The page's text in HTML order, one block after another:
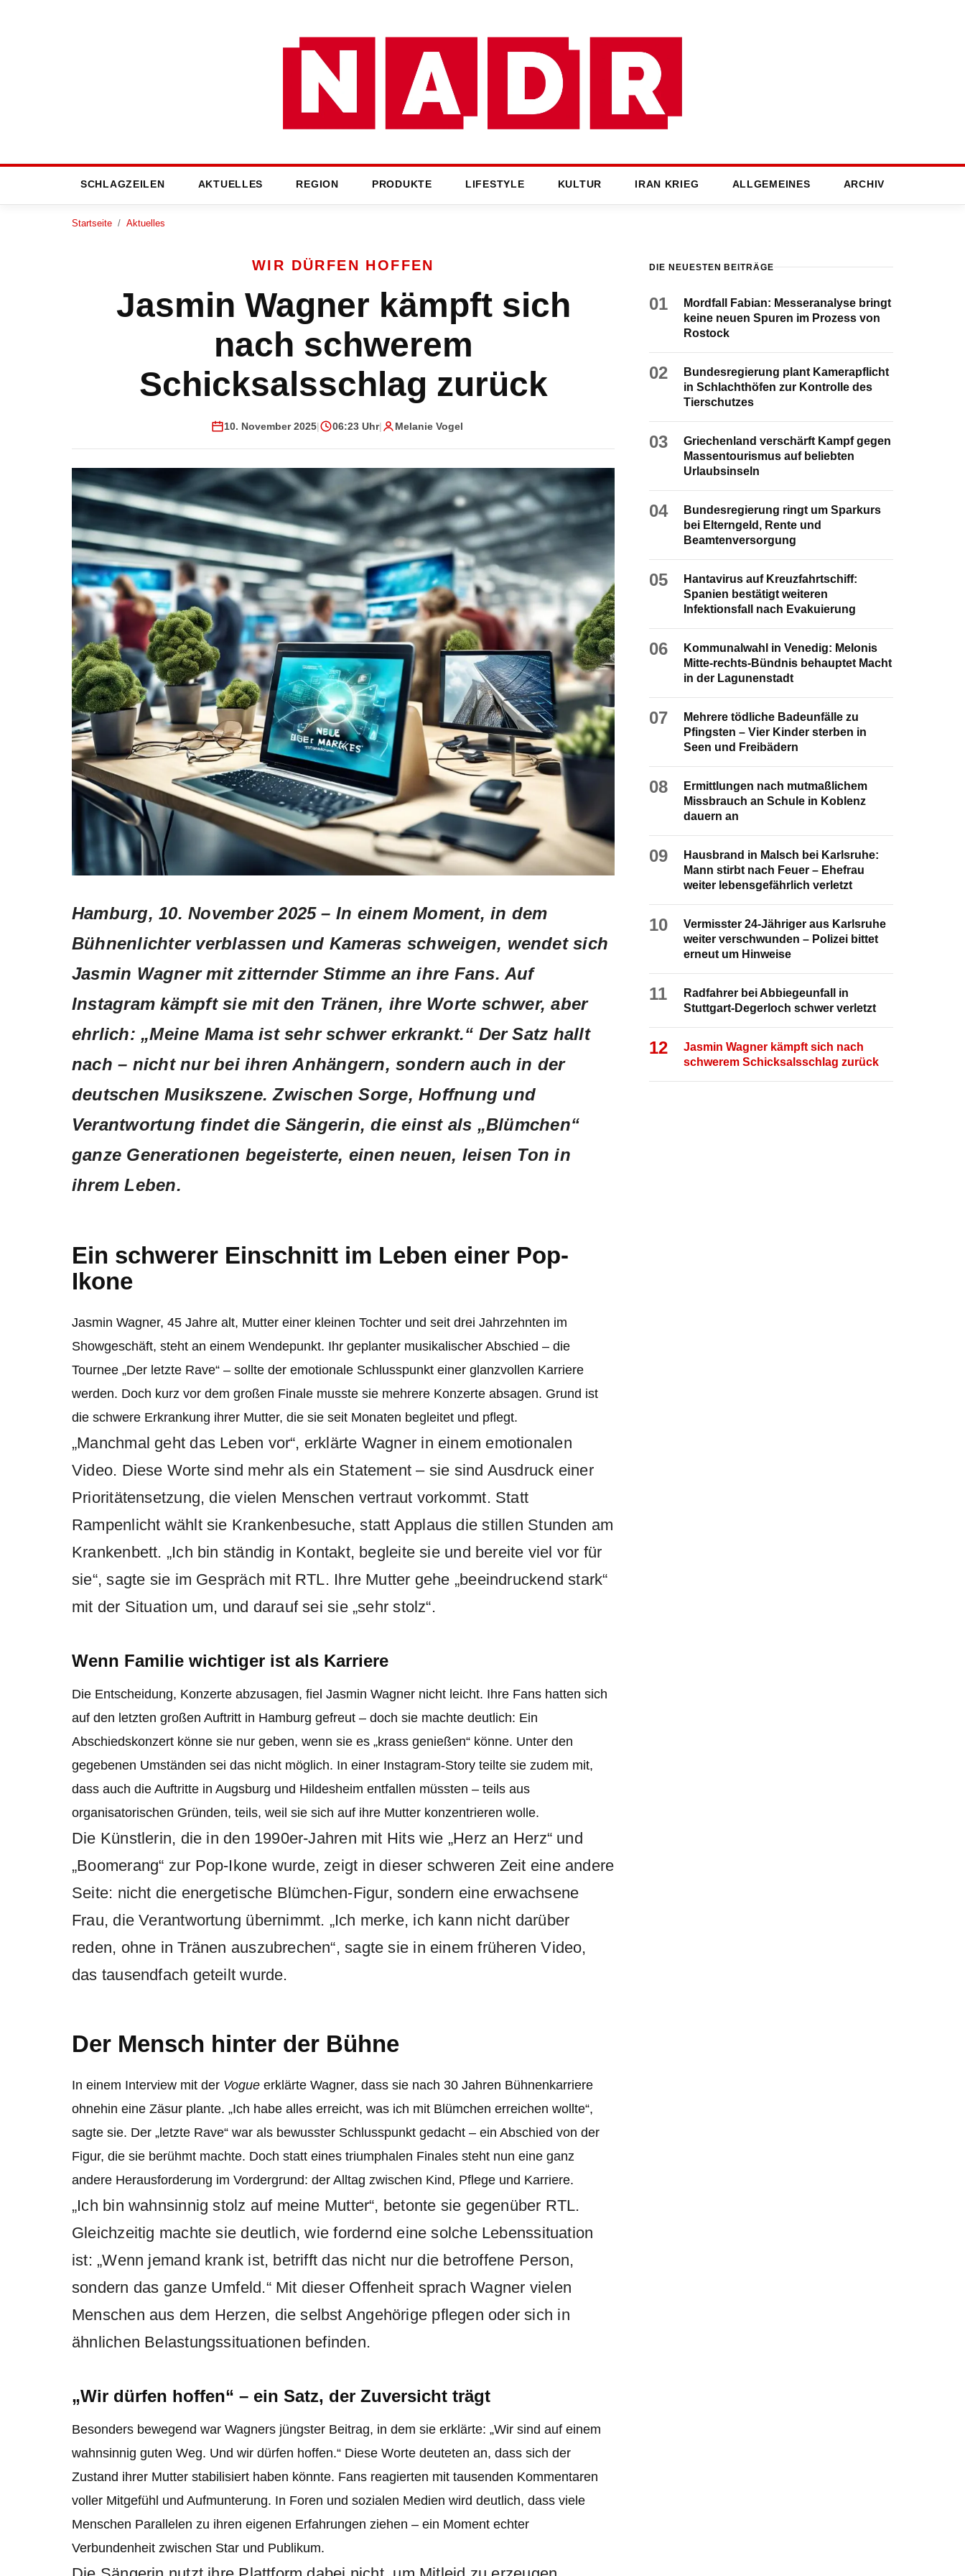
SCHLAGZEILEN AKTUELLES REGION PRODUKTE LIFESTYLE KULTUR IRAN KRIEG ALLGEMEINES ARCHIV
Startseite / Aktuelles
WIR DÜRFEN HOFFEN
Jasmin Wagner kämpft sich
nach schwerem
Schicksalsschlag zurück
10. November 2025| 06:23 Uhr| Melanie Vogel
Hamburg, 10. November 2025 – In einem Moment, in dem
Bühnenlichter verblassen und Kameras schweigen, wendet sich
Jasmin Wagner mit zitternder Stimme an ihre Fans. Auf
Instagram kämpft sie mit den Tränen, ihre Worte schwer, aber
ehrlich: „Meine Mama ist sehr schwer erkrankt.“ Der Satz hallt
nach – nicht nur bei ihren Anhängern, sondern auch in der
deutschen Musikszene. Zwischen Sorge, Hoffnung und
Verantwortung findet die Sängerin, die einst als „Blümchen“
ganze Generationen begeisterte, einen neuen, leisen Ton in
ihrem Leben.
Ein schwerer Einschnitt im Leben einer Pop-
Ikone
Jasmin Wagner, 45 Jahre alt, Mutter einer kleinen Tochter und seit drei Jahrzehnten im
Showgeschäft, steht an einem Wendepunkt. Ihr geplanter musikalischer Abschied – die
Tournee „Der letzte Rave“ – sollte der emotionale Schlusspunkt einer glanzvollen Karriere
werden. Doch kurz vor dem großen Finale musste sie mehrere Konzerte absagen. Grund ist
die schwere Erkrankung ihrer Mutter, die sie seit Monaten begleitet und pflegt.
„Manchmal geht das Leben vor“, erklärte Wagner in einem emotionalen
Video. Diese Worte sind mehr als ein Statement – sie sind Ausdruck einer
Prioritätensetzung, die vielen Menschen vertraut vorkommt. Statt
Rampenlicht wählt sie Krankenbesuche, statt Applaus die stillen Stunden am
Krankenbett. „Ich bin ständig in Kontakt, begleite sie und bereite viel vor für
sie“, sagte sie im Gespräch mit RTL. Ihre Mutter gehe „beeindruckend stark“
mit der Situation um, und darauf sei sie „sehr stolz“.
Wenn Familie wichtiger ist als Karriere
Die Entscheidung, Konzerte abzusagen, fiel Jasmin Wagner nicht leicht. Ihre Fans hatten sich
auf den letzten großen Auftritt in Hamburg gefreut – doch sie machte deutlich: Ein
Abschiedskonzert könne sie nur geben, wenn sie es „krass genießen“ könne. Unter den
gegebenen Umständen sei das nicht möglich. In einer Instagram-Story teilte sie zudem mit,
dass auch die Auftritte in Augsburg und Hildesheim entfallen müssten – teils aus
organisatorischen Gründen, teils, weil sie sich auf ihre Mutter konzentrieren wolle.
Die Künstlerin, die in den 1990er-Jahren mit Hits wie „Herz an Herz“ und
„Boomerang“ zur Pop-Ikone wurde, zeigt in dieser schweren Zeit eine andere
Seite: nicht die energetische Blümchen-Figur, sondern eine erwachsene
Frau, die Verantwortung übernimmt. „Ich merke, ich kann nicht darüber
reden, ohne in Tränen auszubrechen“, sagte sie in einem früheren Video,
das tausendfach geteilt wurde.
Der Mensch hinter der Bühne
In einem Interview mit der Vogue erklärte Wagner, dass sie nach 30 Jahren Bühnenkarriere
ohnehin eine Zäsur plante. „Ich habe alles erreicht, was ich mit Blümchen erreichen wollte“,
sagte sie. Der „letzte Rave“ war als bewusster Schlusspunkt gedacht – ein Abschied von der
Figur, die sie berühmt machte. Doch statt eines triumphalen Finales steht nun eine ganz
andere Herausforderung im Vordergrund: der Alltag zwischen Kind, Pflege und Karriere.
„Ich bin wahnsinnig stolz auf meine Mutter“, betonte sie gegenüber RTL.
Gleichzeitig machte sie deutlich, wie fordernd eine solche Lebenssituation
ist: „Wenn jemand krank ist, betrifft das nicht nur die betroffene Person,
sondern das ganze Umfeld.“ Mit dieser Offenheit sprach Wagner vielen
Menschen aus dem Herzen, die selbst Angehörige pflegen oder sich in
ähnlichen Belastungssituationen befinden.
„Wir dürfen hoffen“ – ein Satz, der Zuversicht trägt
Besonders bewegend war Wagners jüngster Beitrag, in dem sie erklärte: „Wir sind auf einem
wahnsinnig guten Weg. Und wir dürfen hoffen.“ Diese Worte deuteten an, dass sich der
Zustand ihrer Mutter stabilisiert haben könnte. Fans reagierten mit tausenden Kommentaren
voller Mitgefühl und Aufmunterung. In Foren und sozialen Medien wird deutlich, dass viele
Menschen Parallelen zu ihren eigenen Erfahrungen ziehen – ein Moment echter
Verbundenheit zwischen Star und Publikum.
DIE NEUESTEN BEITRÄGE
01
Mordfall Fabian: Messeranalyse bringt
keine neuen Spuren im Prozess von
Rostock
02
Bundesregierung plant Kamerapflicht
in Schlachthöfen zur Kontrolle des
Tierschutzes
03
Griechenland verschärft Kampf gegen
Massentourismus auf beliebten
Urlaubsinseln
04
Bundesregierung ringt um Sparkurs
bei Elterngeld, Rente und
Beamtenversorgung
05
Hantavirus auf Kreuzfahrtschiff:
Spanien bestätigt weiteren
Infektionsfall nach Evakuierung
06
Kommunalwahl in Venedig: Melonis
Mitte-rechts-Bündnis behauptet Macht
in der Lagunenstadt
07
Mehrere tödliche Badeunfälle zu
Pfingsten – Vier Kinder sterben in
Seen und Freibädern
08
Ermittlungen nach mutmaßlichem
Missbrauch an Schule in Koblenz
dauern an
09
Hausbrand in Malsch bei Karlsruhe:
Mann stirbt nach Feuer – Ehefrau
weiter lebensgefährlich verletzt
10
Vermisster 24-Jähriger aus Karlsruhe
weiter verschwunden – Polizei bittet
erneut um Hinweise
11
Radfahrer bei Abbiegeunfall in
Stuttgart-Degerloch schwer verletzt
12
Jasmin Wagner kämpft sich nach
schwerem Schicksalsschlag zurück